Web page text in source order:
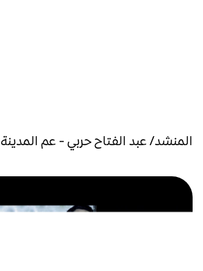
المنشد/ عبد الفتاح حربي - عم المدينة